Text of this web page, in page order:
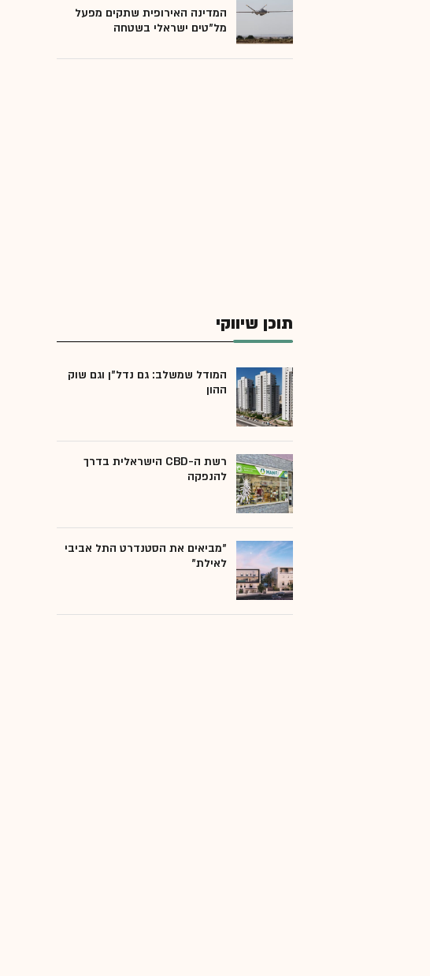
המדינה האירופית שתקים מפעל
מל"טים ישראלי בשטחה
תוכן שיווקי
המודל שמשלב: גם נדל"ן וגם שוק
ההון
רשת ה-CBD הישראלית בדרך
להנפקה
"מביאים את הסטנדרט התל אביבי
לאילת"